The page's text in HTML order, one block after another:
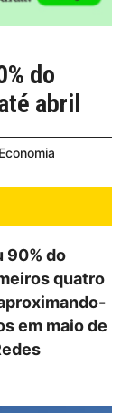
do
abril
Economia
90% do
quatro
em maio de